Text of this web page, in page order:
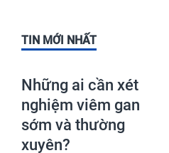
TIN MỚI NHẤT
Những ai cần xét
nghiệm viêm gan
sớm và thường
xuyên?